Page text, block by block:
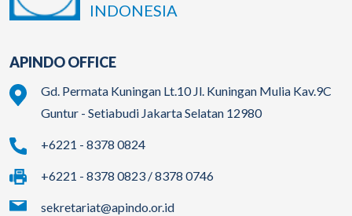
INDONESIA
APINDO OFFICE
Gd. Permata Kuningan Lt.10 Jl. Kuningan Mulia Kav.9C
Guntur - Setiabudi Jakarta Selatan 12980
+6221 - 8378 0824
+6221 - 8378 0823 / 8378 0746
sekretariat@apindo.or.id